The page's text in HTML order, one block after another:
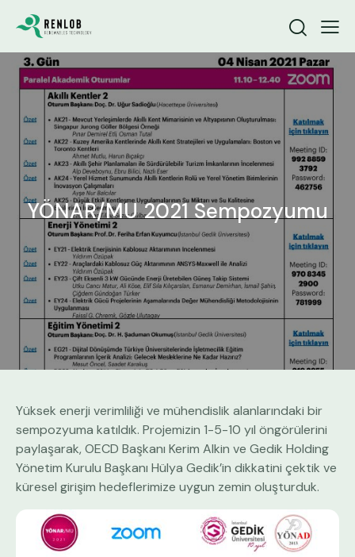
YÖNAR/MU 2021 Sempozyumu
Yüksek enerji verimliliği ve mühendislik alanlarındaki bir
sempozyuma katıldık. Projemizin 1-5-10 yıl öngörülerini
paylaşarak, OECD Başkanı Kerim Alkin ve Gedik Holding
Yönetim Kurulu Başkanı Hülya Gedik’in dikkatini çektik ve
küresel girişim hedeflerimize uygun zemin oluşturduk.